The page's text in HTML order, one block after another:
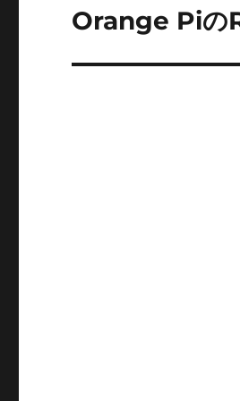
ゲ
次
投
Orange Piの